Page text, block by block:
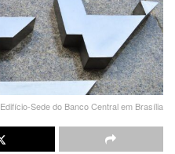
Edifício-Sede do Banco Central em Brasília